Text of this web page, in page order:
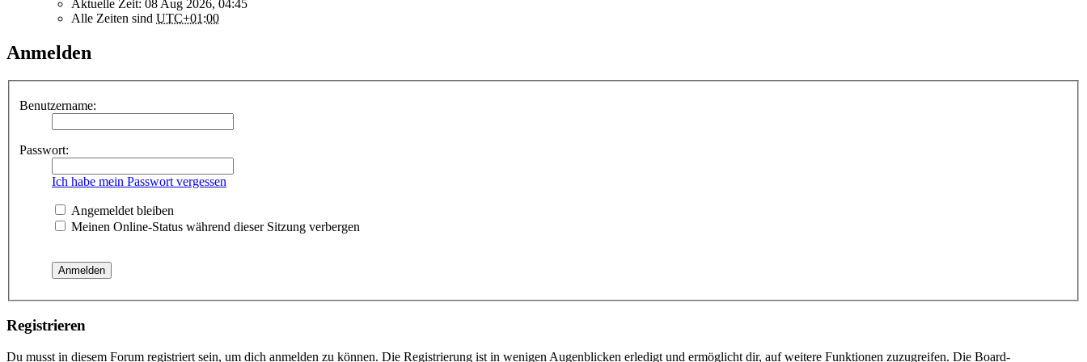
Aktuelle Zeit: 08 Aug 2026, 04:45
Alle Zeiten sind UTC+01:00
Anmelden
Benutzername:
Passwort:
Ich habe mein Passwort vergessen
Angemeldet bleiben
Meinen Online-Status während dieser Sitzung verbergen
Registrieren
Du musst in diesem Forum registriert sein, um dich anmelden zu können. Die Registrierung ist in wenigen Augenblicken erledigt und ermöglicht dir, auf weitere Funktionen zuzugreifen. Die Board-